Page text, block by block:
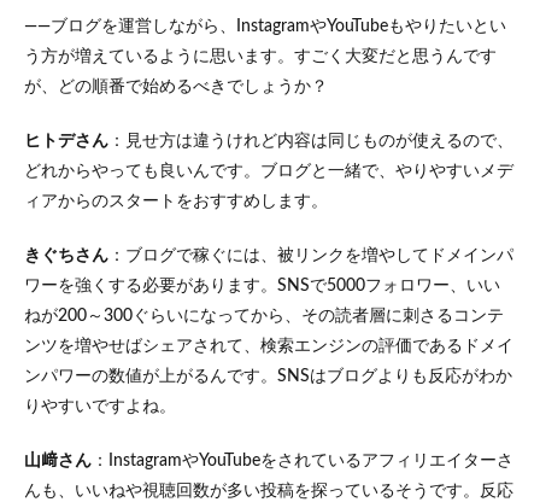
2.1
本業
ン
ス、
す
ChatGPT
にブロガ
ーは立場
を取られ
るか？
め
――ブログを運営しながら、InstagramやYouTubeもやりたいとい
う方が増えているように思います。すごく大変だと思うんです
が、どの順番で始めるべきでしょうか？
ヒトデさん ：見せ方は違うけれど内容は同じものが使えるので、
どれからやっても良いんです。ブログと一緒で、やりやすいメデ
ィアからのスタートをおすすめします。
きぐちさん ：ブログで稼ぐには、被リンクを増やしてドメインパ
ワーを強くする必要があります。SNSで5000フォロワー、いい
ねが200～300ぐらいになってから、その読者層に刺さるコンテ
ンツを増やせばシェアされて、検索エンジンの評価であるドメイ
ンパワーの数値が上がるんです。SNSはブログよりも反応がわか
りやすいですよね。
山﨑さん ：InstagramやYouTubeをされているアフィリエイターさ
んも、いいねや視聴回数が多い投稿を探っているそうです。反応